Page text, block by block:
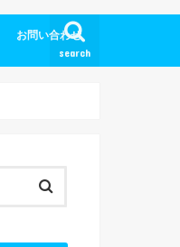
search
お問い合わせ